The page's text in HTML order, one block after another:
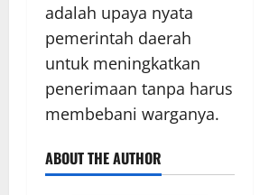
adalah upaya nyata
pemerintah daerah
untuk meningkatkan
penerimaan tanpa harus
membebani warganya.
ABOUT THE AUTHOR